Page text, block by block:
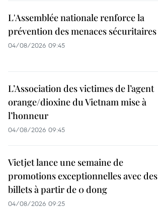
L'Assemblée nationale renforce la
prévention des menaces sécuritaires
04/08/2026 09:45
L’Association des victimes de l’agent
orange/dioxine du Vietnam mise à
l’honneur
04/08/2026 09:45
Vietjet lance une semaine de
promotions exceptionnelles avec des
billets à partir de 0 dong
04/08/2026 09:25